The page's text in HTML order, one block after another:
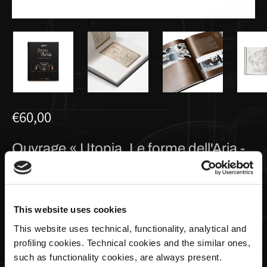
This website uses cookies
This website uses technical, functionality, analytical and
profiling cookies. Technical cookies and the similar ones,
such as functionality cookies, are always present.
€60,00
Ouvrage « Utopia. Le forme dell'Aria -
Da Leonardo da Vinci a Pagani Utopia
» | Giunti Editore - Version italienne
Quantité